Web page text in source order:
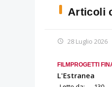
Articoli
28 Luglio 2026
FILM PROGETTI
L'Estranea